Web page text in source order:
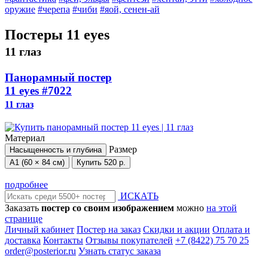
оружие #черепа #чиби #яой, сенен-ай
Постеры 11 eyes
11 глаз
Панорамный постер
11 eyes #7022
11 глаз
Материал
Насыщенность и глубина Размер
А1 (60 × 84 см) Купить 520 р.
подробнее
ИСКАТЬ
Заказать постер со своим изображением можно на этой
странице
Личный кабинет Постер на заказ Скидки и акции Оплата и
доставка Контакты Отзывы покупателей +7 (8422) 75 70 25
order@posterior.ru Узнать статус заказа